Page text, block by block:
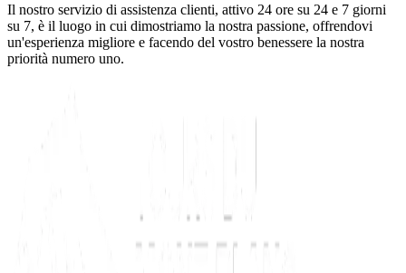
Il nostro servizio di assistenza clienti, attivo 24 ore su 24 e 7 giorni
su 7, è il luogo in cui dimostriamo la nostra passione, offrendovi
un'esperienza migliore e facendo del vostro benessere la nostra
priorità numero uno.